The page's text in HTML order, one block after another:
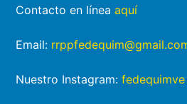
Contacto en líneaaquí
Email:
Nuestro Instagram:fedequimve